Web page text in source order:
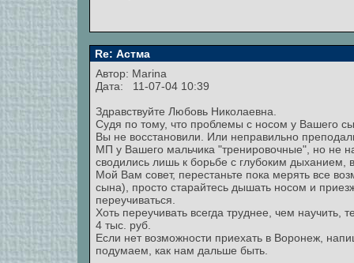
Re: Астма
Автор: Marina
Дата: 11-07-04 10:39
Здравствуйте Любовь Николаевна.
Судя по тому, что проблемы с носом у Вашего
Вы не восстановили. Или неправильно
МП у Вашего мальчика "тренировочные", но не
сводились лишь к борьбе с глубоким дыханием,
Мой Вам совет, перестаньте пока мерять все
сына), просто старайтесь дышать носом и
переучиваться.
Хоть переучивать всегда труднее, чем
4 тыс. руб.
Если нет возможности приехать в Воронеж,
подумаем, как нам дальше быть.